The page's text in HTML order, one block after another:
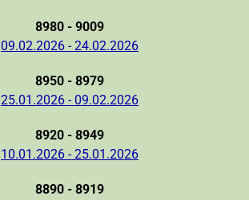
8980 - 9009
09.02.2026 - 24.02.2026
8950 - 8979
25.01.2026 - 09.02.2026
8920 - 8949
10.01.2026 - 25.01.2026
8890 - 8919